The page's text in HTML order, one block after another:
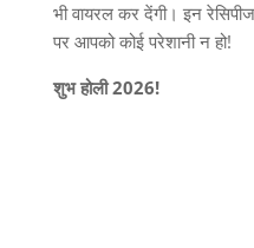
भी वायरल कर देंगी। इन
पर आपको कोई परेशानी न हो!
शुभ होली 2026!